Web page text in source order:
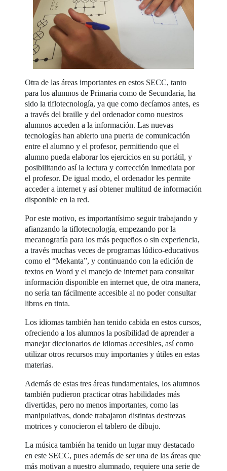
Otra de las áreas importantes en estos SECC, tanto
para los alumnos de Primaria como de Secundaria, ha
sido la tiflotecnología, ya que como decíamos antes, es
a través del braille y del ordenador como nuestros
alumnos acceden a la información. Las nuevas
tecnologías han abierto una puerta de comunicación
entre el alumno y el profesor, permitiendo que el
alumno pueda elaborar los ejercicios en su portátil, y
posibilitando así la lectura y corrección inmediata por
el profesor. De igual modo, el ordenador les permite
acceder a internet y así obtener multitud de información
disponible en la red.
Por este motivo, es importantísimo seguir trabajando y
afianzando la tiflotecnología, empezando por la
mecanografía para los más pequeños o sin experiencia,
a través muchas veces de programas lúdico-educativos
como el “Mekanta”, y continuando con la edición de
textos en Word y el manejo de internet para consultar
información disponible en internet que, de otra manera,
no sería tan fácilmente accesible al no poder consultar
libros en tinta.
Los idiomas también han tenido cabida en estos cursos,
ofreciendo a los alumnos la posibilidad de aprender a
manejar diccionarios de idiomas accesibles, así como
utilizar otros recursos muy importantes y útiles en estas
materias.
Además de estas tres áreas fundamentales, los alumnos
también pudieron practicar otras habilidades más
divertidas, pero no menos importantes, como las
manipulativas, donde trabajaron distintas destrezas
motrices y conocieron el tablero de dibujo.
La música también ha tenido un lugar muy destacado
en este SECC, pues además de ser una de las áreas que
más motivan a nuestro alumnado, requiere una serie de